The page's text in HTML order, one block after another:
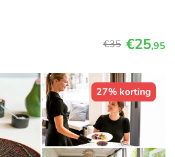
€35 €25,95
27% korting